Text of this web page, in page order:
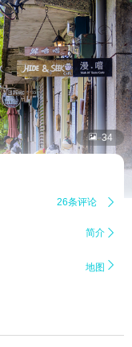
 34
26条评论 
简介 
地图 